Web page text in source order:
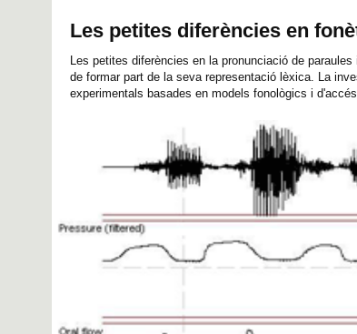
Les petites diferències en
Les petites diferències en la pronunciació de
de formar part de la seva representació lèxica. La
experimentals basades en models fonològics i